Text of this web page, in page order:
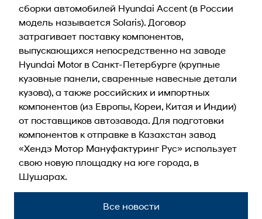
сборки автомобилей Hyundai Accent (в России
модель называется Solaris). Договор
затрагивает поставку компонентов,
выпускающихся непосредственно на заводе
Hyundai Motor в Санкт-Петербурге (крупные
кузовные панели, сваренные навесные детали
кузова), а также российских и импортных
компонентов (из Европы, Кореи, Китая и Индии)
от поставщиков автозавода. Для подготовки
компонентов к отправке в Казахстан завод
«Хендэ Мотор Мануфактуринг Рус» использует
свою новую площадку на юге города, в
Шушарах.
Все новости